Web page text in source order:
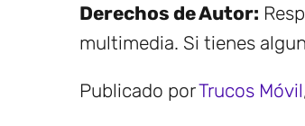
Derechos de Autor:
multimedia. Si tienes
Publicado porTrucos Móvil